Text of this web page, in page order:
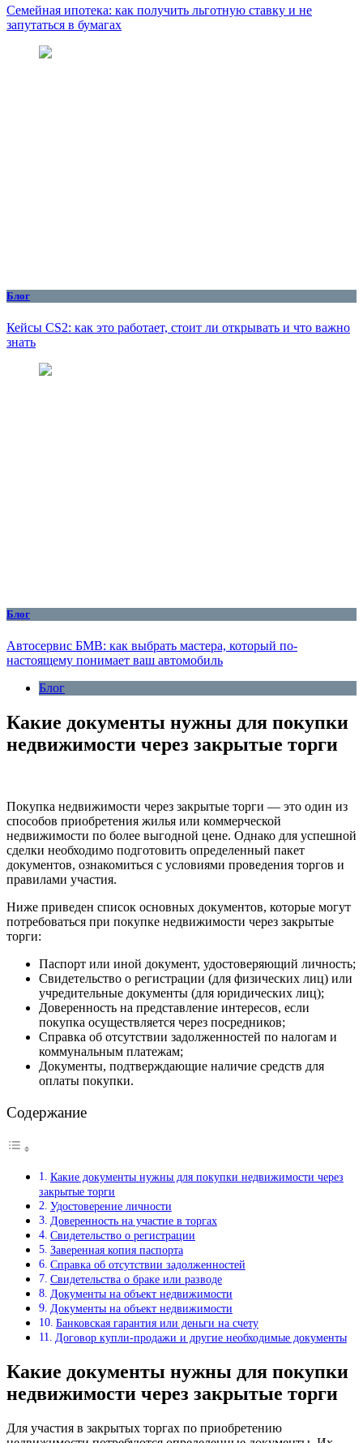
Семейная ипотека: как получить льготную ставку и не
запутаться в бумагах
Блог
Кейсы CS2: как это работает, стоит ли открывать и что важно
знать
Блог
Автосервис БМВ: как выбрать мастера, который по-
настоящему понимает ваш автомобиль
Блог
Какие документы нужны для покупки
недвижимости через закрытые торги
Покупка недвижимости через закрытые торги — это один из
способов приобретения жилья или коммерческой
недвижимости по более выгодной цене. Однако для успешной
сделки необходимо подготовить определенный пакет
документов, ознакомиться с условиями проведения торгов и
правилами участия.
Ниже приведен список основных документов, которые могут
потребоваться при покупке недвижимости через закрытые
торги:
Паспорт или иной документ, удостоверяющий личность;
Свидетельство о регистрации (для физических лиц) или
учредительные документы (для юридических лиц);
Доверенность на представление интересов, если
покупка осуществляется через посредников;
Справка об отсутствии задолженностей по налогам и
коммунальным платежам;
Документы, подтверждающие наличие средств для
оплаты покупки.
Содержание
Какие документы нужны для покупки недвижимости через
закрытые торги
Удостоверение личности
Доверенность на участие в торгах
Свидетельство о регистрации
Заверенная копия паспорта
Справка об отсутствии задолженностей
Свидетельства о браке или разводе
Документы на объект недвижимости
Документы на объект недвижимости
Банковская гарантия или деньги на счету
Договор купли-продажи и другие необходимые документы
Какие документы нужны для покупки
недвижимости через закрытые торги
Для участия в закрытых торгах по приобретению